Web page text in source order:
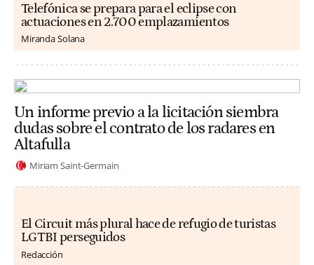
Telefónica se prepara para el eclipse con
actuaciones en 2.700 emplazamientos
Miranda Solana
Un informe previo a la licitación siembra
dudas sobre el contrato de los radares en
Altafulla
Miriam Saint-Germain
El Circuit más plural hace de refugio de turistas
LGTBI perseguidos
Redacción